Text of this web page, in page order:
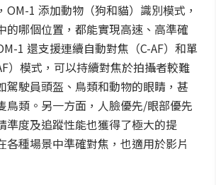
OM-1 添加動物（狗和貓）識別模式，
的哪個位置，都能實現高速、高準確
1 還支援連續自動對焦（C-AF）和單
）模式，可以持續對焦於拍攝者較難
駕駛員頭盔、鳥類和動物的眼睛，甚
鳥類。另一方面，人臉優先/眼部優先
準度及追蹤性能也獲得了極大的提
各種場景中準確對焦，也適用於影片